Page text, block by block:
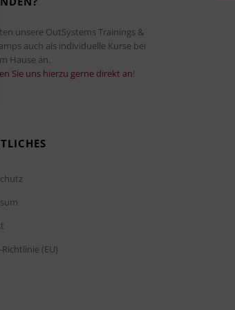
unsere OutSystems Trainings &
auch als individuelle Kurse bei
Hause an.
Sie uns hierzu gerne direkt an!
(EU)